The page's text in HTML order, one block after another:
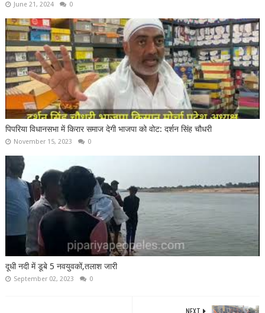
June 21, 2024 0
पिपरिया विधानसभा में किरार समाज देगी भाजपा को वोट: दर्शन सिंह चौधरी
November 15, 2023 0
दूधी नदी में डूबे 5 नवयुवकों,तलाश जारी
September 02, 2023 0